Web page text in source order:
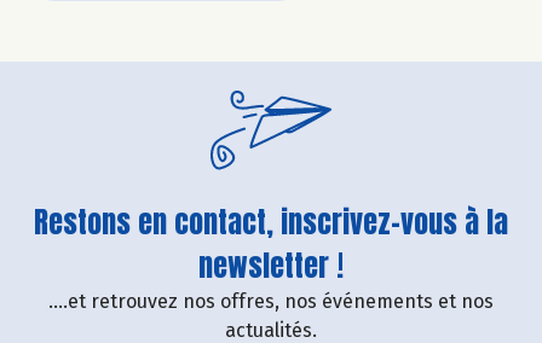
Restons en contact, inscrivez-vous à la
newsletter !
....et retrouvez nos offres, nos événements et nos
actualités.